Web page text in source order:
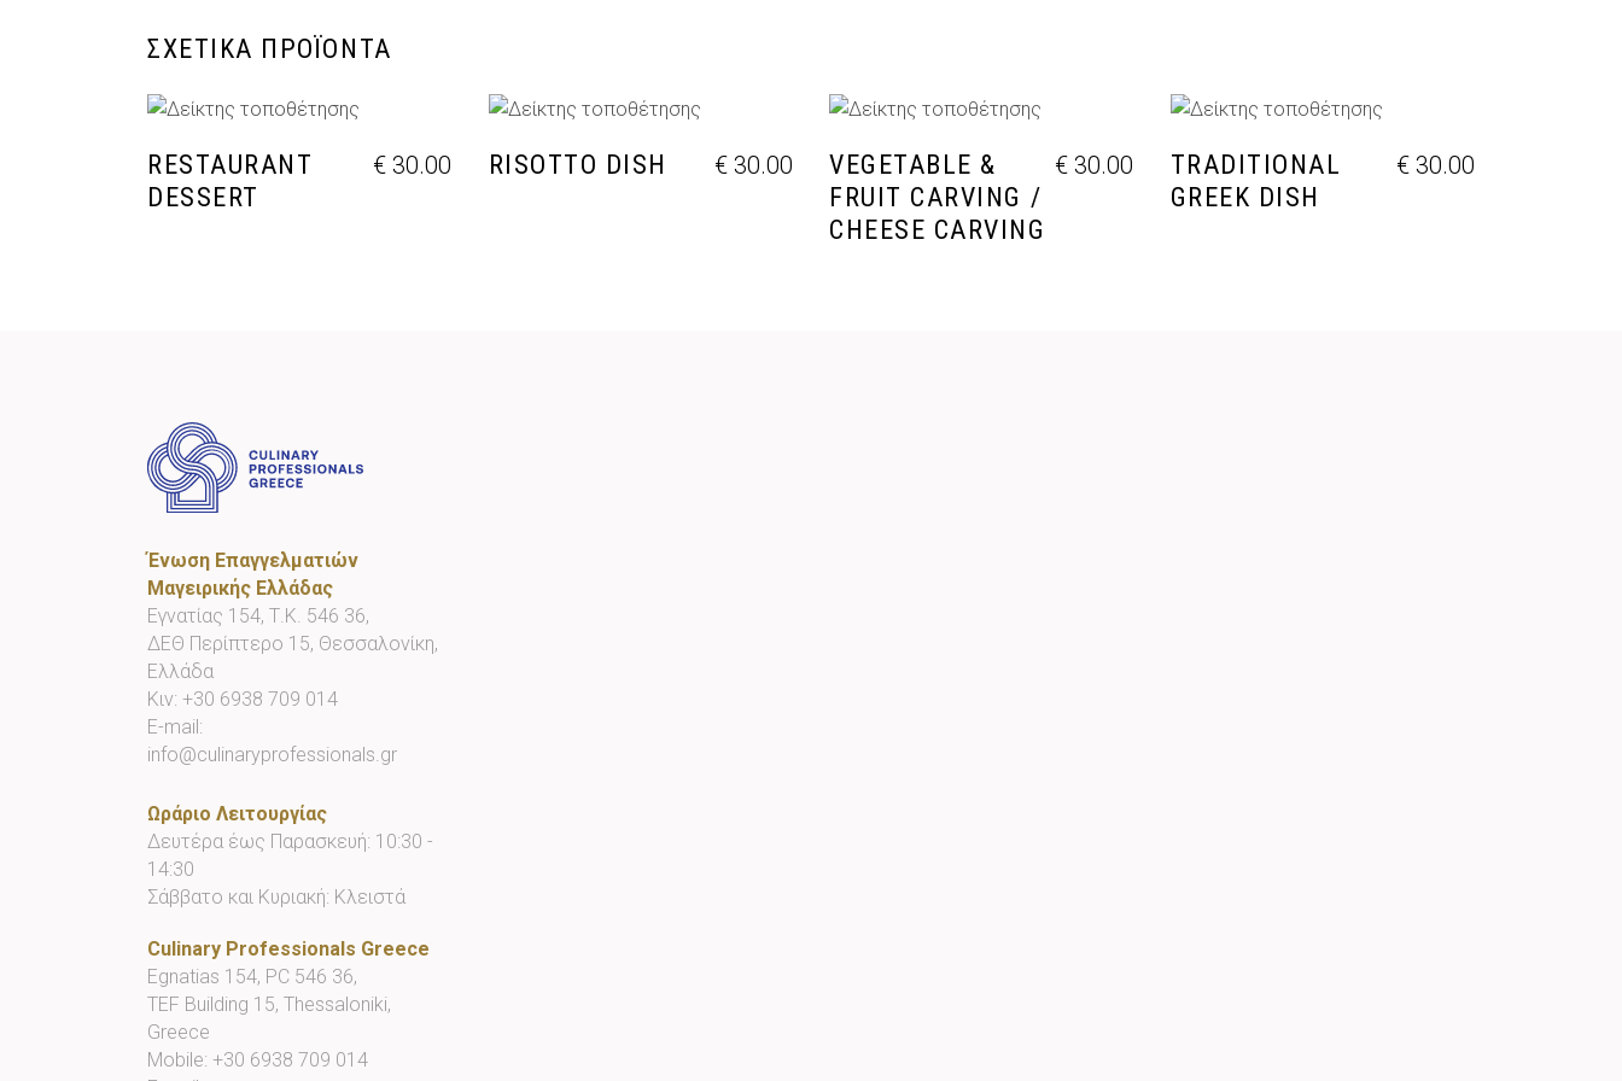
ΣΧΕΤΙΚΆ ΠΡΟΪΌΝΤΑ
ΠΡΟΣΘΉΚΗ ΣΤΟ ΚΑΛΆΘΙ
RESTAURANT
DESSERT
€ 30.00
ΠΡΟΣΘΉΚΗ ΣΤΟ ΚΑΛΆΘΙ
RISOTTO DISH €30.00
ΠΡΟΣΘΉΚΗ ΣΤΟ ΚΑΛΆΘΙ
VEGETABLE &
FRUIT CARVING /
CHEESE CARVING
€ 30.00
ΠΡΟΣΘΉΚΗ ΣΤΟ ΚΑΛΆΘΙ
TRADITIONAL
GREEK DISH
€30.00
Ένωση Επαγγελματιών
Μαγειρικής Ελλάδας
Εγνατίας 154, Τ.Κ. 546 36,
ΔΕΘ Περίπτερο 15, Θεσσαλονίκη,
Ελλάδα
Κιν: +30 6938 709 014
E-mail:
info@culinaryprofessionals.gr
Ωράριο Λειτουργίας
Δευτέρα έως Παρασκευή: 10:30 -
14:30
Σάββατο και Κυριακή: Κλειστά
Culinary Professionals Greece
Egnatias 154, PC 546 36,
TEF Building 15, Thessaloniki,
Greece
Mobile: +30 6938 709 014